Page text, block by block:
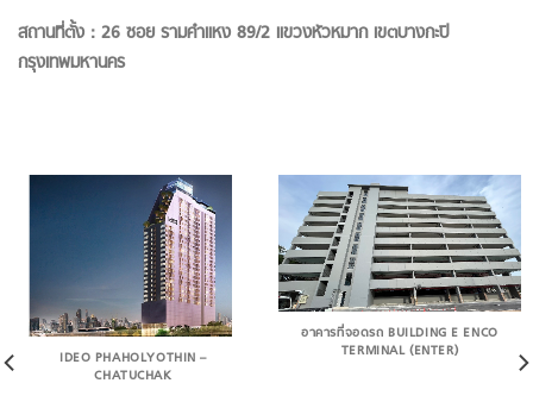
สถานที่ตั้ง : 26 ซอย รามคำแหง 89/2 แขวงหัวหมาก เขตบางกะปิ
กรุงเทพมหานคร
IDEO PHAHOLYOTHIN –
CHATUCHAK
อาคารที่จอดรถ BUILDING E ENCO
TERMINAL (ENTER)